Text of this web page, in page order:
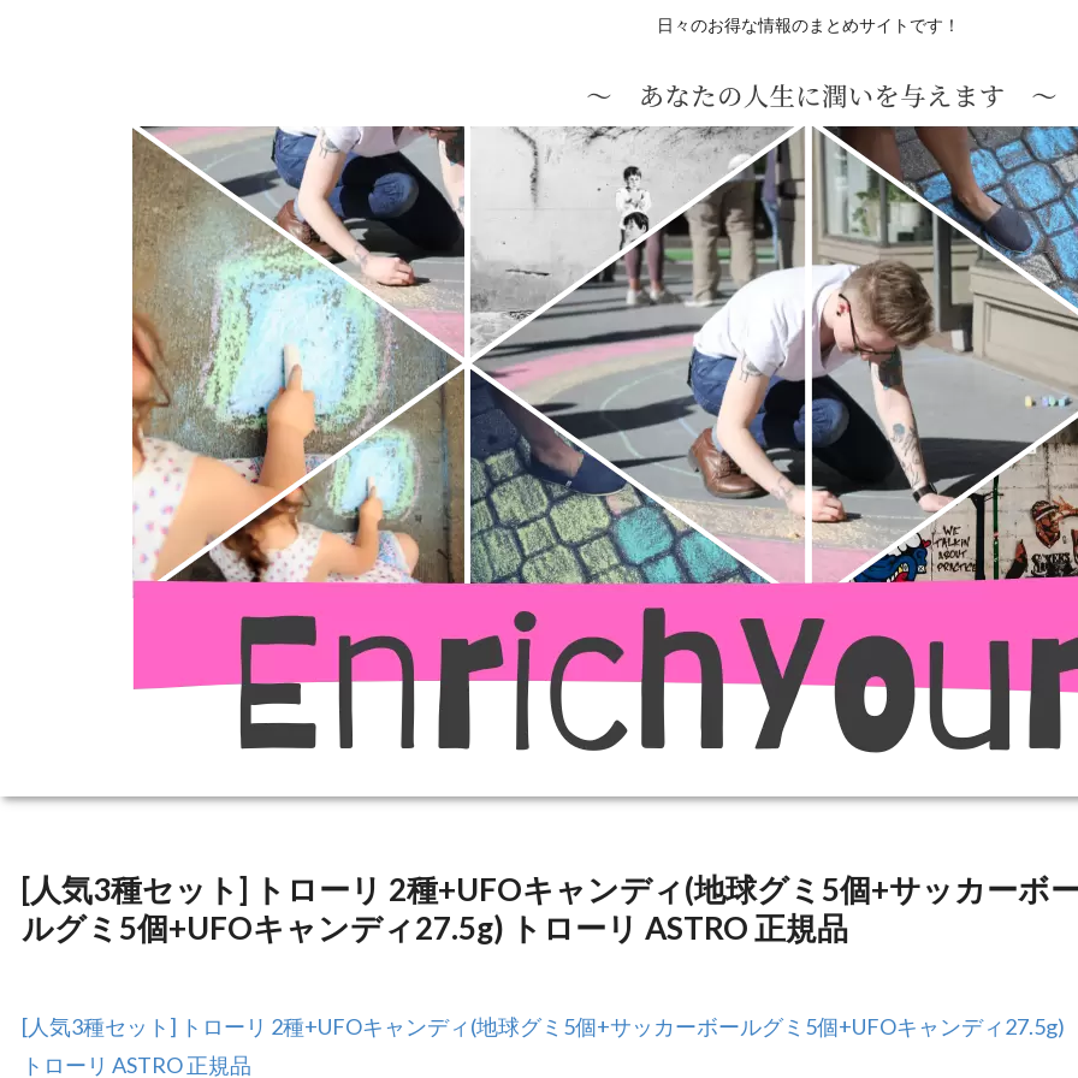
日々のお得な情報のまとめサイトです！
[人気3種セット] トローリ 2種+UFOキャンディ(地球グミ5個+サッカーボ
ルグミ5個+UFOキャンディ27.5g) トローリ ASTRO 正規品
[人気3種セット] トローリ 2種+UFOキャンディ(地球グミ5個+サッカーボールグミ5個+UFOキャンディ27.5g)
トローリ ASTRO 正規品